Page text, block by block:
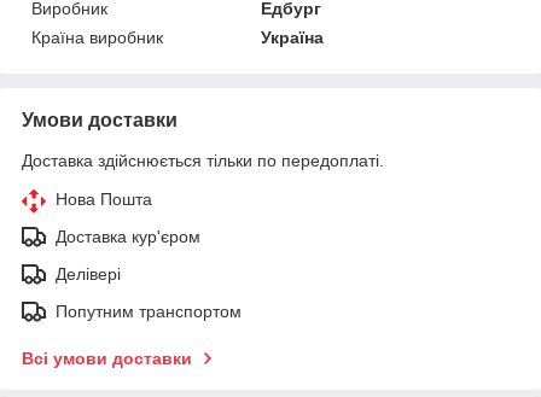
Виробник
Едбург
Країна виробник
Україна
Умови доставки
Доставка здійснюється тільки по передоплаті.
Нова Пошта
Доставка кур'єром
Делівері
Попутним транспортом
Всі умови доставки